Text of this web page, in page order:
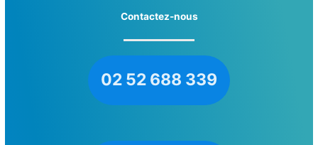
Contactez-nous
02 52 688 339